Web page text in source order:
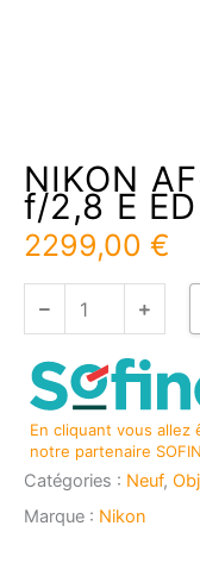
NIKON
f/2,8 E
2299,00 €
AF-
S
24-
70
mm
f/2,8
En cliquant vous
notre partenaire
Catégories : Neuf,
Marque : Nikon